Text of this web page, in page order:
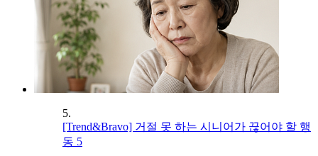
5.
[Trend&Bravo] 거절 못 하는 시니어가 끊어야 할 행
동 5